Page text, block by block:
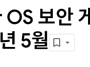
보안
5월